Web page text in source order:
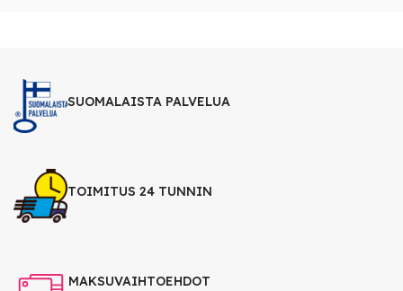
SUOMALAISTA PALVELUA
TOIMITUS 24 TUNNIN
MAKSUVAIHTOEHDOT